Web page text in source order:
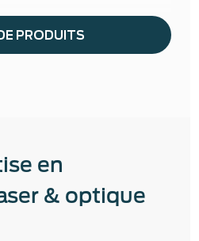
PRODUITS
en
& optique